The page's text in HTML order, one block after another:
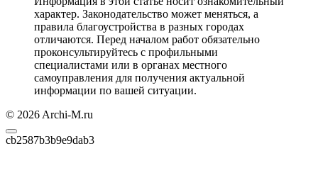
характер. Законодательство может меняться, а
правила благоустройства в разных городах
отличаются. Перед началом работ обязательно
проконсультируйтесь с профильными
специалистами или в органах местного
самоуправления для получения актуальной
информации по вашей ситуации.
© 2026 Archi-M.ru
cb2587b3b9e9dab3